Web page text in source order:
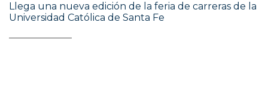
Llega una nueva edición de la feria de carreras de la
Universidad Católica de Santa Fe